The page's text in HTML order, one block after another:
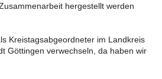
hergestellt werden
Kreistagsabgeordneter im Landkreis
Göttingen verwechseln, da haben wir